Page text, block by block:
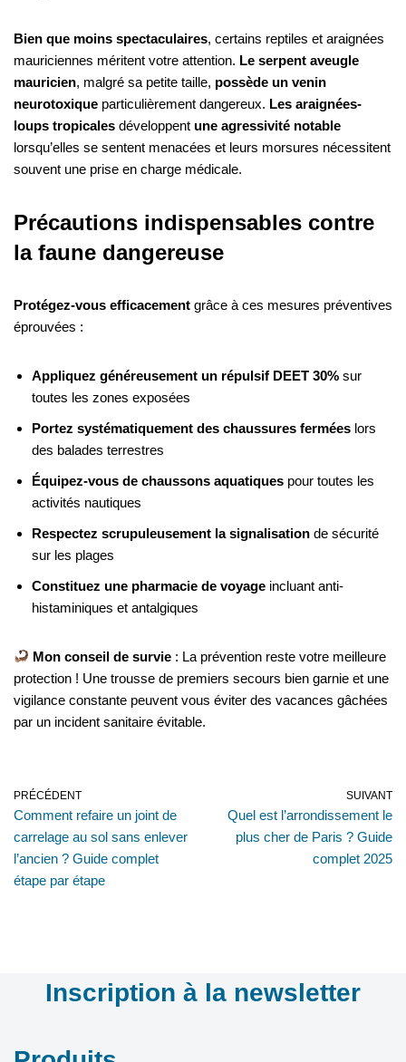
Bien que moins spectaculaires, certains reptiles et araignées
mauriciennes méritent votre attention. Le serpent aveugle
mauricien, malgré sa petite taille, possède un venin
neurotoxique particulièrement dangereux. Les araignées-
loups tropicales développent une agressivité notable
lorsqu’elles se sentent menacées et leurs morsures nécessitent
souvent une prise en charge médicale.
Précautions indispensables contre
la faune dangereuse
Protégez-vous efficacement grâce à ces mesures préventives
éprouvées :
Appliquez généreusement un répulsif DEET 30% sur
toutes les zones exposées
Portez systématiquement des chaussures fermées lors
des balades terrestres
Équipez-vous de chaussons aquatiques pour toutes les
activités nautiques
Respectez scrupuleusement la signalisation de sécurité
sur les plages
Constituez une pharmacie de voyage incluant anti-
histaminiques et antalgiques
Mon conseil de survie : La prévention reste votre meilleure
protection ! Une trousse de premiers secours bien garnie et une
vigilance constante peuvent vous éviter des vacances gâchées
par un incident sanitaire évitable.
PRÉCÉDENT
Comment refaire un joint de
carrelage au sol sans enlever
l’ancien ? Guide complet
étape par étape
SUIVANT
Quel est l’arrondissement le
plus cher de Paris ? Guide
complet 2025
Inscription à la newsletter